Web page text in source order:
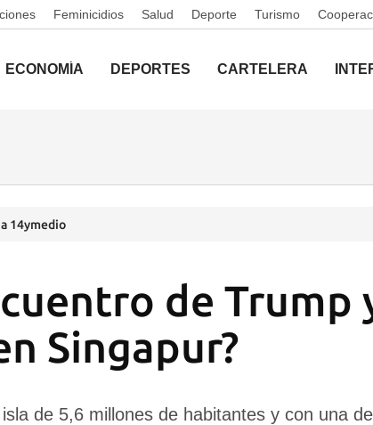
Feminicidios Salud Deporte Turismo
ECONOMÍA DEPORTES CARTELERA
14ymedio
de Trump
Singapur?
de 5,6 millones de habitantes y con una